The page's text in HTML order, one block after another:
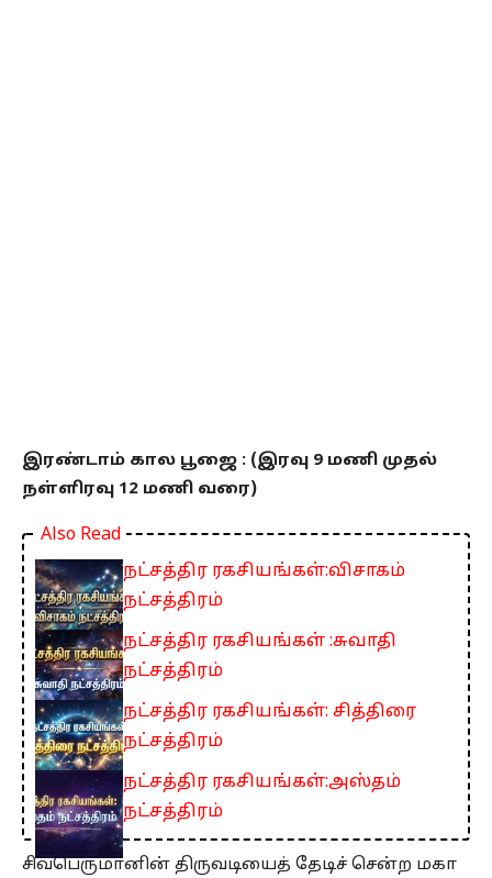
இரண்டாம் கால பூஜை : (இரவு 9 மணி முதல்
நள்ளிரவு 12 மணி வரை)
Also Read
நட்சத்திர ரகசியங்கள்:விசாகம்
நட்சத்திரம்
நட்சத்திர ரகசியங்கள் :சுவாதி
நட்சத்திரம்
நட்சத்திர ரகசியங்கள்: சித்திரை
நட்சத்திரம்
நட்சத்திர ரகசியங்கள்:அஸ்தம்
நட்சத்திரம்
சிவபெருமானின் திருவடியைத் தேடிச் சென்ற மகா